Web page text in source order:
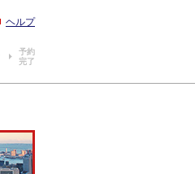
ヘルプ
予約
完了